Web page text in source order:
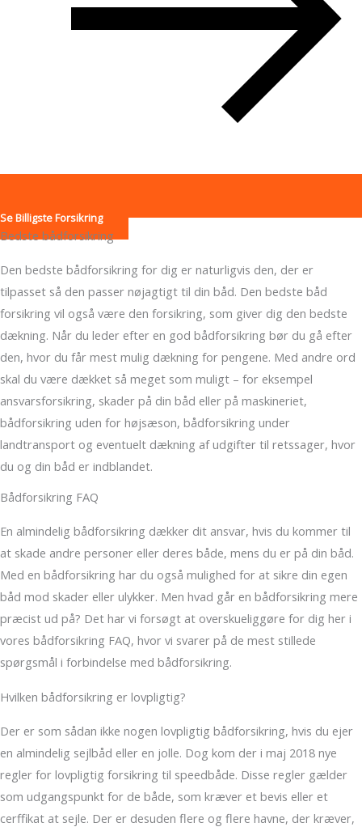
Se Billigste Forsikring
Bedste bådforsikring
Den bedste bådforsikring for dig er naturligvis den, der er
tilpasset så den passer nøjagtigt til din båd. Den bedste båd
forsikring vil også være den forsikring, som giver dig den bedste
dækning. Når du leder efter en god bådforsikring bør du gå efter
den, hvor du får mest mulig dækning for pengene. Med andre ord
skal du være dækket så meget som muligt – for eksempel
ansvarsforsikring, skader på din båd eller på maskineriet,
bådforsikring uden for højsæson, bådforsikring under
landtransport og eventuelt dækning af udgifter til retssager, hvor
du og din båd er indblandet.
Bådforsikring FAQ
En almindelig bådforsikring dækker dit ansvar, hvis du kommer til
at skade andre personer eller deres både, mens du er på din båd.
Med en bådforsikring har du også mulighed for at sikre din egen
båd mod skader eller ulykker. Men hvad går en bådforsikring mere
præcist ud på? Det har vi forsøgt at overskueliggøre for dig her i
vores bådforsikring FAQ, hvor vi svarer på de mest stillede
spørgsmål i forbindelse med bådforsikring.
Hvilken bådforsikring er lovpligtig?
Der er som sådan ikke nogen lovpligtig bådforsikring, hvis du ejer
en almindelig sejlbåd eller en jolle. Dog kom der i maj 2018 nye
regler for lovpligtig forsikring til speedbåde. Disse regler gælder
som udgangspunkt for de både, som kræver et bevis eller et
cerffikat at sejle. Der er desuden flere og flere havne, der kræver,